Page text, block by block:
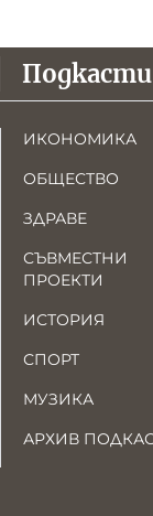
Подкасти
ИКОНОМИКА
ОБЩЕСТВО
ЗДРАВЕ
СЪВМЕСТНИ
ПРОЕКТИ
ИСТОРИЯ
СПОРТ
МУЗИКА
АРХИВ